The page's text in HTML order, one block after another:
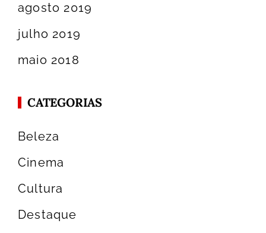
agosto 2019
julho 2019
maio 2018
CATEGORIAS
Beleza
Cinema
Cultura
Destaque